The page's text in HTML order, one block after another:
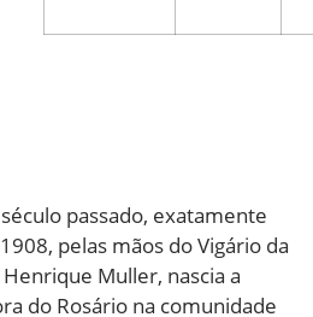
passado, exatamente
pelas mãos do Vigário da
Muller, nascia a
do Rosário na comunidade